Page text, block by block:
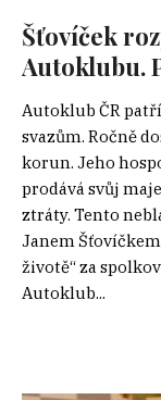
Šťovíček
Autoklubu.
Autoklub ČR
svazům. Ročně
korun. Jeho
prodává svůj
ztráty. Tento
Janem
životě“ za
Autoklub...